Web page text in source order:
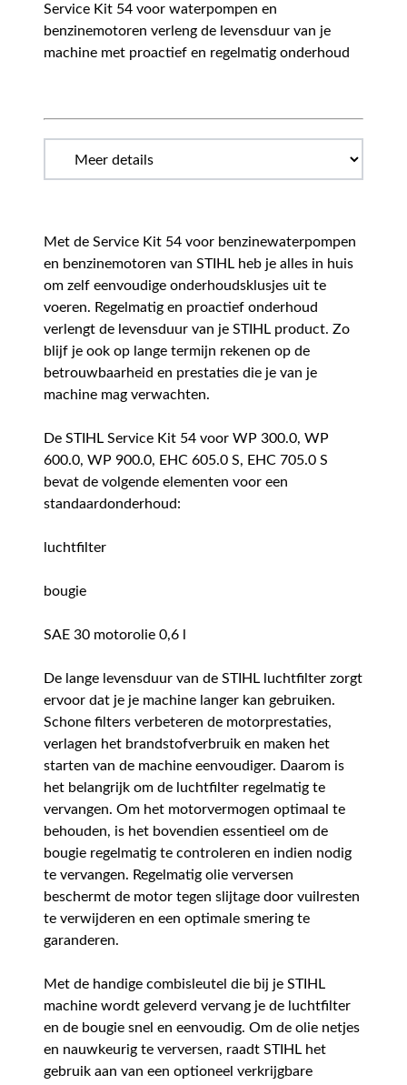
Service Kit 54 voor waterpompen en
benzinemotoren verleng de levensduur van je
machine met proactief en regelmatig onderhoud
Met de Service Kit 54 voor benzinewaterpompen
en benzinemotoren van STIHL heb je alles in huis
om zelf eenvoudige onderhoudsklusjes uit te
voeren. Regelmatig en proactief onderhoud
verlengt de levensduur van je STIHL product. Zo
blijf je ook op lange termijn rekenen op de
betrouwbaarheid en prestaties die je van je
machine mag verwachten.
De STIHL Service Kit 54 voor WP 300.0, WP
600.0, WP 900.0, EHC 605.0 S, EHC 705.0 S
bevat de volgende elementen voor een
standaardonderhoud:
luchtfilter
bougie
SAE 30 motorolie 0,6 l
De lange levensduur van de STIHL luchtfilter zorgt
ervoor dat je je machine langer kan gebruiken.
Schone filters verbeteren de motorprestaties,
verlagen het brandstofverbruik en maken het
starten van de machine eenvoudiger. Daarom is
het belangrijk om de luchtfilter regelmatig te
vervangen. Om het motorvermogen optimaal te
behouden, is het bovendien essentieel om de
bougie regelmatig te controleren en indien nodig
te vervangen. Regelmatig olie verversen
beschermt de motor tegen slijtage door vuilresten
te verwijderen en een optimale smering te
garanderen.
Met de handige combisleutel die bij je STIHL
machine wordt geleverd vervang je de luchtfilter
en de bougie snel en eenvoudig. Om de olie netjes
en nauwkeurig te verversen, raadt STIHL het
gebruik aan van een optioneel verkrijgbare